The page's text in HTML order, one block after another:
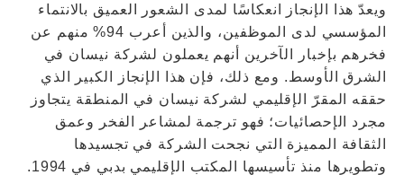
ويعدّ هذا الإنجاز انعكاسًا لمدى الشعور العميق بالانتماء
المؤسسي لدى الموظفين، والذين أعرب 94% منهم عن
فخرهم بإخبار الآخرين أنهم يعملون لشركة نيسان في
الشرق الأوسط. ومع ذلك، فإن هذا الإنجاز الكبير الذي
حققه المقرّ الإقليمي لشركة نيسان في المنطقة يتجاوز
مجرد الإحصائيات؛ فهو ترجمة لمشاعر الفخر وعمق
الثقافة المميزة التي نجحت الشركة في تجسيدها
وتطويرها منذ تأسيسها المكتب الإقليمي بدبي في 1994.